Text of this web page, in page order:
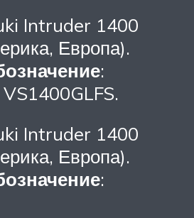
Intruder 1400
Европа).
:
Intruder 1400
Европа).
: